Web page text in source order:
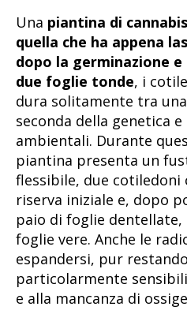
Una piantina di
quella che ha appena
dopo la germinazione
due foglie tonde, i
dura solitamente tra
seconda della genetica
ambientali. Durante
piantina presenta un
flessibile, due cotiledoni
riserva iniziale e, dopo
paio di foglie dentellate,
foglie vere. Anche le
espandersi, pur
particolarmente
e alla mancanza di